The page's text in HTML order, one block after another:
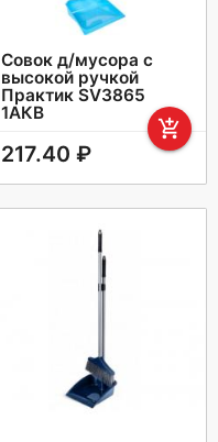
Совок д/мусора с
высокой ручкой
Практик SV3865
1АКВ
add_shopping_cart
217.40 ₽